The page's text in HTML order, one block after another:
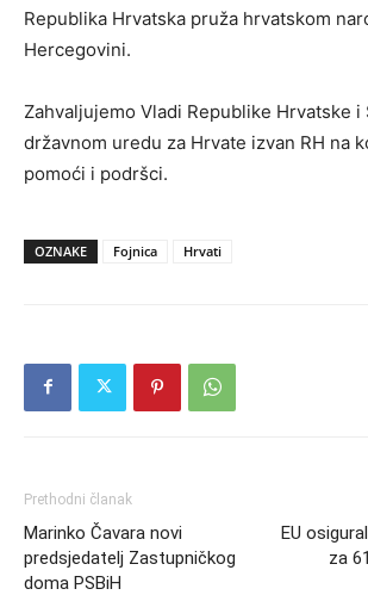
Republika Hrvatska pruža hrvatskom
Hercegovini.
Zahvaljujemo Vladi Republike Hrvatske i
državnom uredu za Hrvate izvan RH na
pomoći i podršci.
OZNAKE Fojnica Hrvati
Prethodni članak
Marinko Čavara novi
predsjedatelj Zastupničkog
doma PSBiH
EU
za